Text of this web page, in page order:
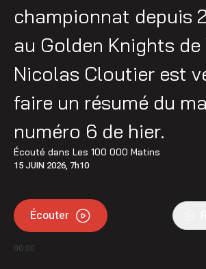
championnat depuis
au Golden Knights de
Nicolas Cloutier est
faire un résumé du
numéro 6 de hier.
Écouté dans Les 100 000 Matins
15 JUIN 2026, 7h10
Écouter
00:00